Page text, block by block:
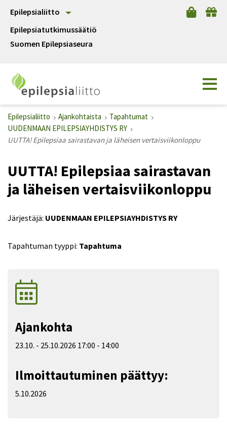
Epilepsialiitto
Epilepsiatutkimussäätiö
Suomen Epilepsiaseura
Epilepsialiitto Ajankohtaista
Tapahtumat
UUDENMAAN EPILEPSIAYHDISTYS RY
UUTTA! Epilepsiaa sairastavan ja läheisen vertaisviikonloppu
UUTTA! Epilepsiaa sairastavan
ja läheisen vertaisviikonloppu
Järjestäjä: UUDENMAAN EPILEPSIAYHDISTYS RY
Tapahtuman tyyppi: Tapahtuma
Ajankohta
23.10. - 25.10.2026 17:00 - 14:00
Ilmoittautuminen päättyy:
5.10.2026